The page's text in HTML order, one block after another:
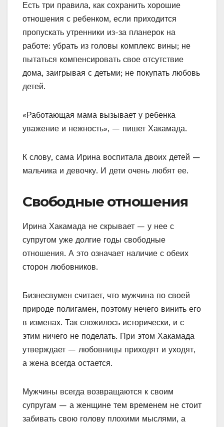
Есть три правила, как сохранить хорошие
отношения с ребенком, если приходится
пропускать утренники из-за планерок на
работе: убрать из головы комплекс вины; не
пытаться компенсировать свое отсутствие
дома, заигрывая с детьми; не покупать любовь
детей.
«Работающая мама вызывает у ребенка
уважение и нежность», — пишет Хакамада.
К слову, сама Ирина воспитала двоих детей —
мальчика и девочку. И дети очень любят ее.
Свободные отношения
Ирина Хакамада не скрывает — у нее с
супругом уже долгие годы свободные
отношения. А это означает наличие с обеих
сторон любовников.
Бизнесвумен считает, что мужчина по своей
природе полигамен, поэтому нечего винить его
в изменах. Так сложилось исторически, и с
этим ничего не поделать. При этом Хакамада
утверждает — любовницы приходят и уходят,
а жена всегда остается.
Мужчины всегда возвращаются к своим
супругам — а женщине тем временем не стоит
забивать свою голову плохими мыслями, а